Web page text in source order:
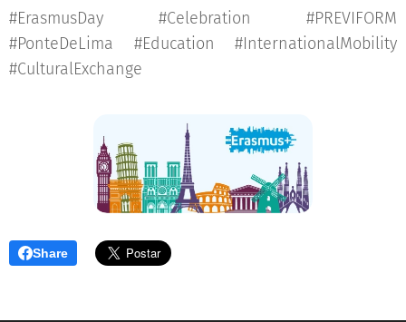
#ErasmusDay #Celebration #PREVIFORM
#PonteDeLima #Education #InternationalMobility
#CulturalExchange
Share